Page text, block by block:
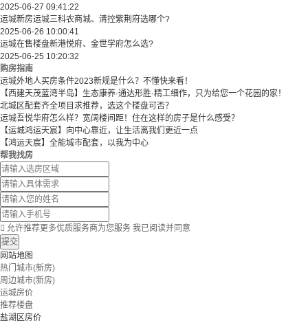
2025-06-27 09:41:22
运城新房运城三科农商城、清控紫荆府选哪个?
2025-06-26 10:00:41
运城在售楼盘新港悦府、金世学府怎么选?
2025-06-25 10:20:32
购房指南
运城外地人买房条件2023新规是什么？不懂快来看！
【西建天茂蓝湾半岛】生态康养·通达形胜·精工细作，只为给您一个花园的家！
北城区配套齐全项目求推荐，选这个楼盘可否？
运城吾悦华府怎么样？宽阔楼间距！住在这样的房子是什么感受？
【运城鸿运天宸】向中心靠近，让生活离我们更近一点
【鸿运天宸】全能城市配套，以我为中心
帮我找房
 允许推荐更多优质服务商为您服务 我已阅读并同意
提交
网站地图
热门城市(新房)
周边城市(新房)
运城房价
推荐楼盘
盐湖区房价